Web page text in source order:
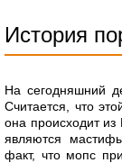
История
На сегодняшний
Считается, что
она происходит
являются
факт, что мопс